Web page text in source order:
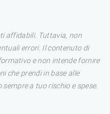
affidabili. Tuttavia, non
errori. Il contenuto di
e non intende fornire
che prendi in base alle
a tuo rischio e spese.